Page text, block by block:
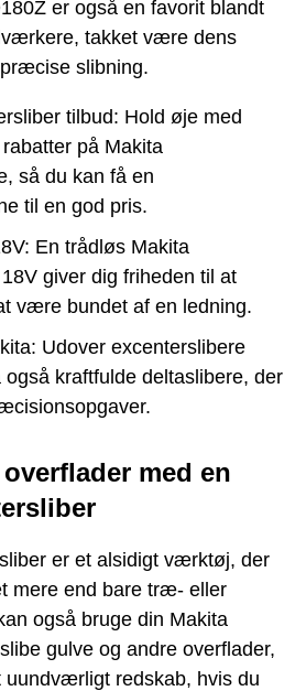
er også en favorit blandt
takket være dens
slibning.
tilbud: Hold øje med
på Makita
så du kan få en
til en god pris.
En trådløs Makita
giver dig friheden til at
være bundet af en ledning.
Udover excenterslibere
kraftfulde deltaslibere, der
med en
er et alsidigt værktøj, der
mere end bare træ- eller
også bruge din Makita
gulve og andre overflader,
uundværligt redskab, hvis du